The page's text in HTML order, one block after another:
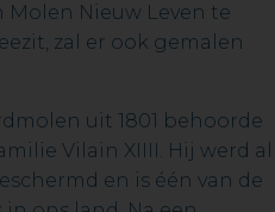
Molen Nieuw Leven te
zal er ook gemalen
uit 1801 behoorde
Vilain XIIII. Hij werd al
en is één van de